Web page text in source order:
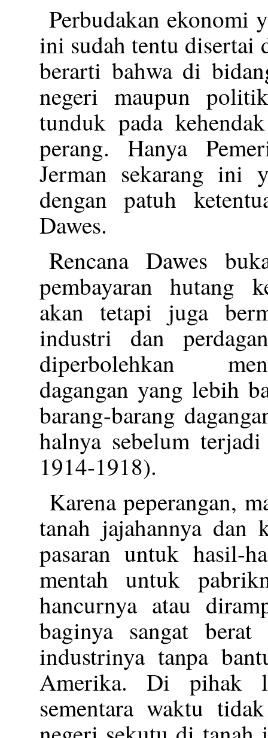
Perbudakan ekonomi
ini sudah tentu disertai
berarti bahwa di
negeri maupun
tunduk pada
perang. Hanya
Jerman sekarang ini
dengan patuh
Dawes.
Rencana Dawes
pembayaran hutang
akan tetapi juga
industri dan
diperbolehkan
dagangan yang lebih
barang-barang
halnya sebelum
1914-1918).
Karena peperangan,
tanah jajahannya dan
pasaran untuk hasil-
mentah untuk
hancurnya atau
baginya sangat
industrinya tanpa
Amerika. Di pihak
sementara waktu